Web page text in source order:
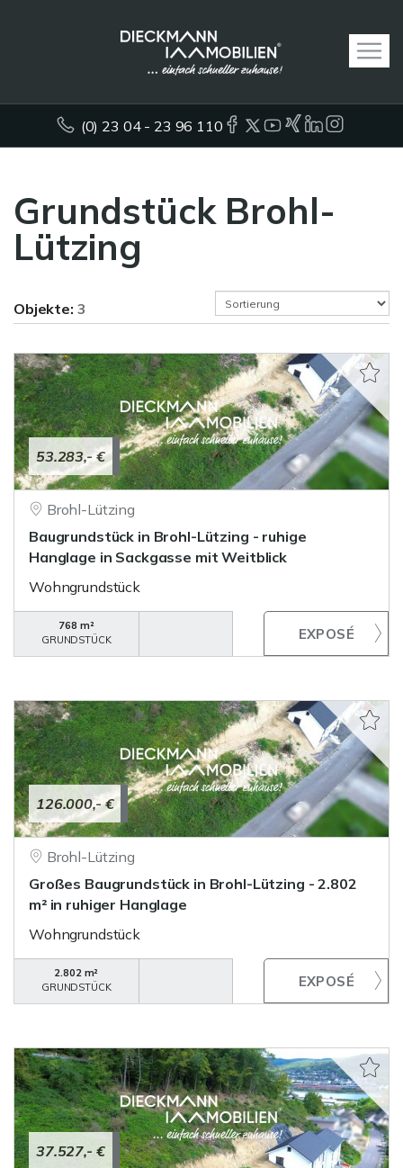
(0) 23 04 - 23 96 110
Grundstück Brohl-
Lützing
Objekte: 3
53.283,- €
Brohl-Lützing
Baugrundstück in Brohl-Lützing - ruhige
Hanglage in Sackgasse mit Weitblick
Wohngrundstück
768 m²
GRUNDSTÜCK
126.000,- €
Brohl-Lützing
Großes Baugrundstück in Brohl-Lützing - 2.802
m² in ruhiger Hanglage
Wohngrundstück
2.802 m²
GRUNDSTÜCK
37.527,- €